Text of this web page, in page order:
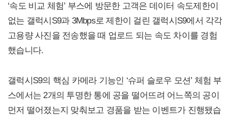
‘속도 비교 체험’ 부스에 방문한 고객은 데이터 속도제한이
없는 갤럭시S9과 3Mbps로 제한이 걸린 갤럭시S9에서 각각
고용량 사진을 전송했을 때 업로드 되는 속도 차이를 경험
했습니다.
갤럭시S9의 핵심 카메라 기능인 ‘슈퍼 슬로우 모션’ 체험 부
스에서는 2개의 투명한 통에 공을 떨어뜨려 어느쪽의 공이
먼저 떨어졌는지 맞춰보고 경품을 받는 이벤트가 진행됐습